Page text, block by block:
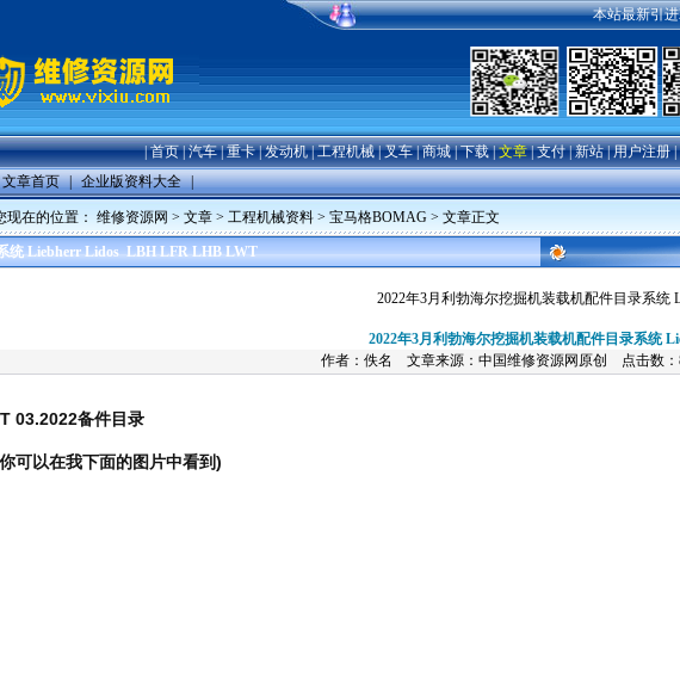
本站最新引进
|首页|汽车|重卡|发动机|工程机械|叉车|商城|下载|文章|支付|新站|用户注册|
文章首页 | 企业版资料大全 |
现在的位置： 维修资源网 > 文章 > 工程机械资料 > 宝马格BOMAG > 文章正文
统 Liebherr Lidos LBH LFR LHB LWT
2022年3月利勃海尔挖掘机装载机配件目录系统
2022年3月利勃海尔挖掘机装载机配件目录系统
作者：佚名 文章来源：中国维修资源网原创 点击数：
03.2022备件目录
可以在我下面的图片中看到)